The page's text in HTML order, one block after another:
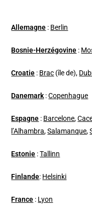
Allemagne : Berlin
Bosnie-Herzégovine :
Croatie : Brac (île de),
Danemark :Copenhague
Espagne : Barcelone,
l’Alhambra,Salamanque,
Estonie :Tallinn
Finlande: Helsinki
France : Lyon